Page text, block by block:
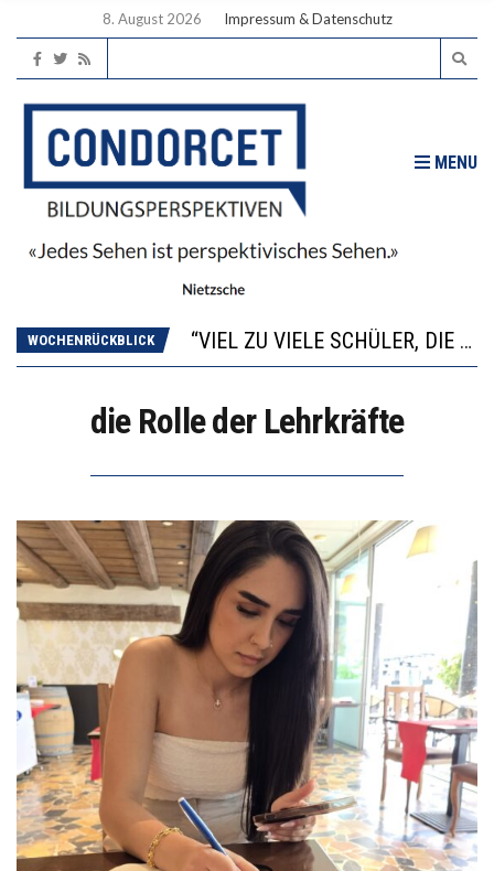
8. August 2026 Impressum & Datenschutz
MENU
WOCHENRÜCKBLICK
DIE GANZE HILFLOSIGKEIT DES BILDUNGSBÜRGERTUMS
WORAUS WÄCHST, WAS KINDER TRÄGT
die Rolle der Lehrkräfte